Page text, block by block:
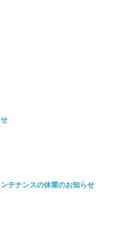
テナンスの休業のお知らせ